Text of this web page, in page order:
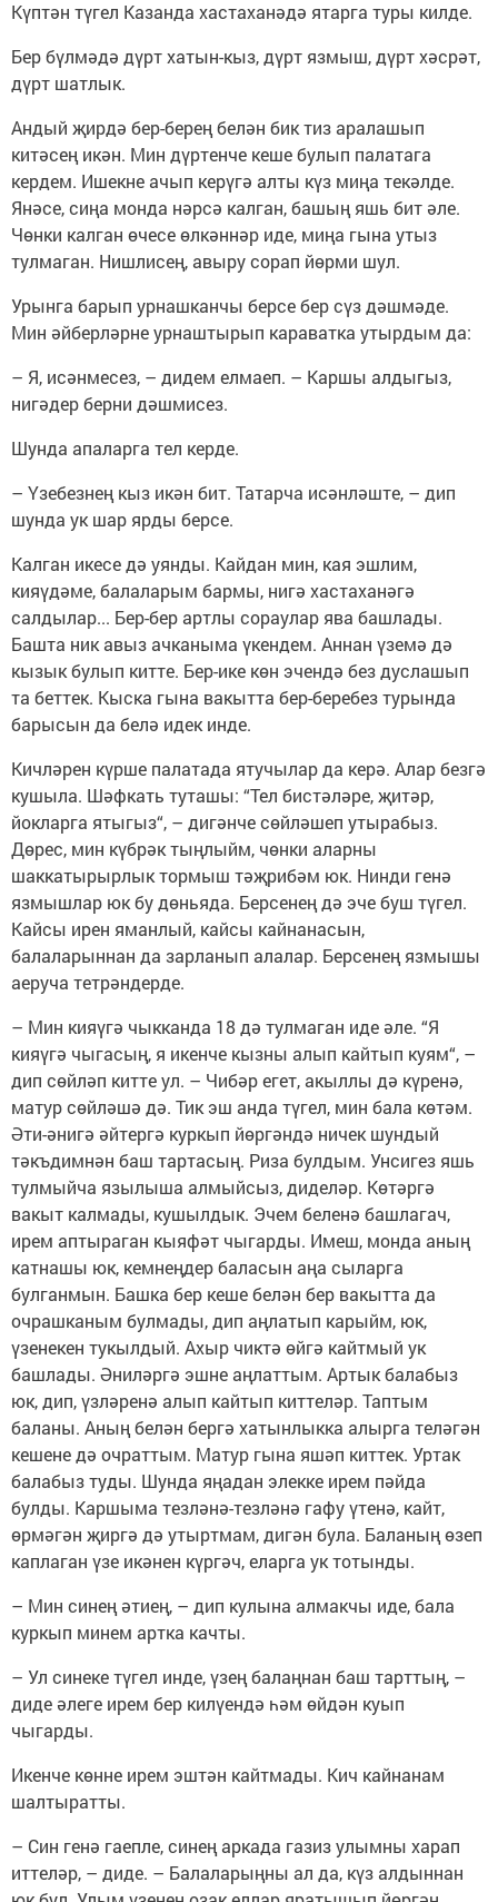
Күптән түгел Казанда хастаханәдә ятарга туры килде.
Бер бүлмәдә дүрт хатын-кыз, дүрт язмыш, дүрт хәсрәт,
дүрт шатлык.
Андый җирдә бер-берең белән бик тиз аралашып
китәсең икән. Мин дүртенче кеше булып палатага
кердем. Ишекне ачып керүгә алты күз миңа текәлде.
Янәсе, сиңа монда нәрсә калган, башың яшь бит әле.
Чөнки калган өчесе өлкәннәр иде, миңа гына утыз
тулмаган. Нишлисең, авыру сорап йөрми шул.
Урынга барып урнашканчы берсе бер сүз дәшмәде.
Мин әйберләрне урнаштырып караватка утырдым да:
– Я, исәнмесез, – дидем елмаеп. – Каршы алдыгыз,
нигәдер берни дәшмисез.
Шунда апаларга тел керде.
– Үзебезнең кыз икән бит. Татарча исәнләште, – дип
шунда ук шар ярды берсе.
Калган икесе дә уянды. Кайдан мин, кая эшлим,
кияүдәме, балаларым бармы, нигә хастаханәгә
салдылар... Бер-бер артлы сораулар ява башлады.
Башта ник авыз ачканыма үкендем. Аннан үземә дә
кызык булып китте. Бер-ике көн эчендә без дуслашып
та беттек. Кыска гына вакытта бер-беребез турында
барысын да белә идек инде.
Кичләрен күрше палатада ятучылар да керә. Алар безгә
кушыла. Шәфкать туташы: “Тел бистәләре, җитәр,
йокларга ятыгыз“, – дигәнче сөйләшеп утырабыз.
Дөрес, мин күбрәк тыңлыйм, чөнки аларны
шаккатырырлык тормыш тәҗрибәм юк. Нинди генә
язмышлар юк бу дөньяда. Берсенең дә эче буш түгел.
Кайсы ирен яманлый, кайсы кайнанасын,
балаларыннан да зарланып алалар. Берсенең язмышы
аеруча тетрәндерде.
– Мин кияүгә чыкканда 18 дә тулмаган иде әле. “Я
кияүгә чыгасың, я икенче кызны алып кайтып куям“, –
дип сөйләп китте ул. – Чибәр егет, акыллы дә күренә,
матур сөйләшә дә. Тик эш анда түгел, мин бала көтәм.
Әти-әнигә әйтергә куркып йөргәндә ничек шундый
тәкъдимнән баш тартасың. Риза булдым. Унсигез яшь
тулмыйча язылыша алмыйсыз, диделәр. Көтәргә
вакыт калмады, кушылдык. Эчем беленә башлагач,
ирем аптыраган кыяфәт чыгарды. Имеш, монда аның
катнашы юк, кемнеңдер баласын аңа сыларга
булганмын. Башка бер кеше белән бер вакытта да
очрашканым булмады, дип аңлатып карыйм, юк,
үзенекен тукылдый. Ахыр чиктә өйгә кайтмый ук
башлады. Әниләргә эшне аңлаттым. Артык балабыз
юк, дип, үзләренә алып кайтып киттеләр. Таптым
баланы. Аның белән бергә хатынлыкка алырга теләгән
кешене дә очраттым. Матур гына яшәп киттек. Уртак
балабыз туды. Шунда яңадан элекке ирем пәйда
булды. Каршыма тезләнә-тезләнә гафу үтенә, кайт,
өрмәгән җиргә дә утыртмам, дигән була. Баланың өзеп
каплаган үзе икәнен күргәч, еларга ук тотынды.
– Мин синең әтиең, – дип кулына алмакчы иде, бала
куркып минем артка качты.
– Ул синеке түгел инде, үзең балаңнан баш тарттың, –
диде әлеге ирем бер килүендә һәм өйдән куып
чыгарды.
Икенче көнне ирем эштән кайтмады. Кич кайнанам
шалтыратты.
– Син генә гаепле, синең аркада газиз улымны харап
иттеләр, – диде. – Балаларыңны ал да, күз алдыннан